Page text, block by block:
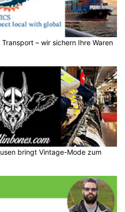
– wir sichern Ihre Waren
bringt Vintage-Mode zum